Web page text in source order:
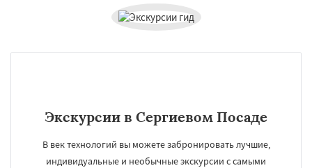
Экскурсии в Сергиевом Посаде
В век технологий вы можете забронировать лучшие,
индивидуальные и необычные экскурсии с самыми